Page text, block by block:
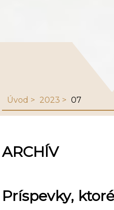
Úvod 2023 07
ARCHÍV
Príspevky,